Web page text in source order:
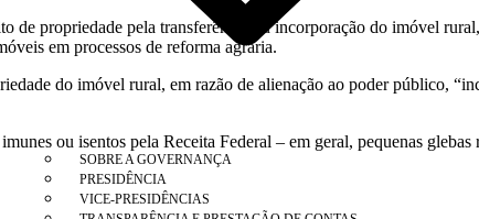
SOBRE A GOVERNANÇA
PRESIDÊNCIA
VICE-PRESIDÊNCIAS
de propriedade pela transferência ou incorporação do imóvel
em processos de reforma agrária.
do imóvel rural, em razão de alienação ao poder público,
ou isentos pela Receita Federal – em geral, pequenas